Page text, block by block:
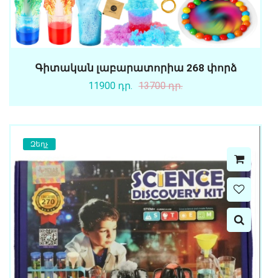
Գիտական լաբարատորիա 268 փորձ
11900 դր. 13700 դր.
Զեղչ